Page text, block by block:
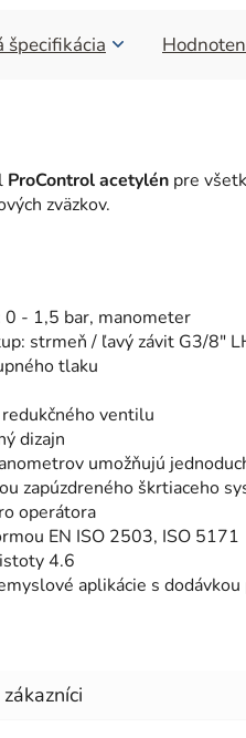
špecifikácia
ProControl acetylén pre
zväzkov.
- 1,5 bar, manometer
strmeň / ľavý závit G3/8"
tlaku
ventilu
dizajn
umožňujú
zapúzdreného škrtiaceho
operátora
EN ISO 2503, ISO 5171
4.6
aplikácie s